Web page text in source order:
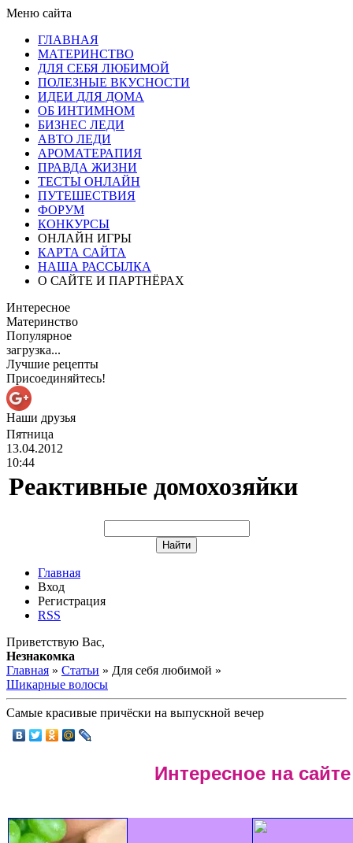
Меню сайта
ГЛАВНАЯ
МАТЕРИНСТВО
ДЛЯ СЕБЯ ЛЮБИМОЙ
ПОЛЕЗНЫЕ ВКУСНОСТИ
ИДЕИ ДЛЯ ДОМА
ОБ ИНТИМНОМ
БИЗНЕС ЛЕДИ
АВТО ЛЕДИ
АРОМАТЕРАПИЯ
ПРАВДА ЖИЗНИ
ТЕСТЫ ОНЛАЙН
ПУТЕШЕСТВИЯ
ФОРУМ
КОНКУРСЫ
ОНЛАЙН ИГРЫ
КАРТА САЙТА
НАША РАССЫЛКА
О САЙТЕ И ПАРТНЁРАХ
Интересное
Материнство
Популярное
загрузка...
Лучшие рецепты
Присоединяйтесь!
Наши друзья
Пятница
13.04.2012
10:44
Реактивные домохозяйки
Главная
Вход
Регистрация
RSS
Приветствую Вас,
Незнакомка
Главная » Статьи » Для себя любимой »
Шикарные волосы
Самые красивые причёски на выпускной вечер
Интересное на сайте